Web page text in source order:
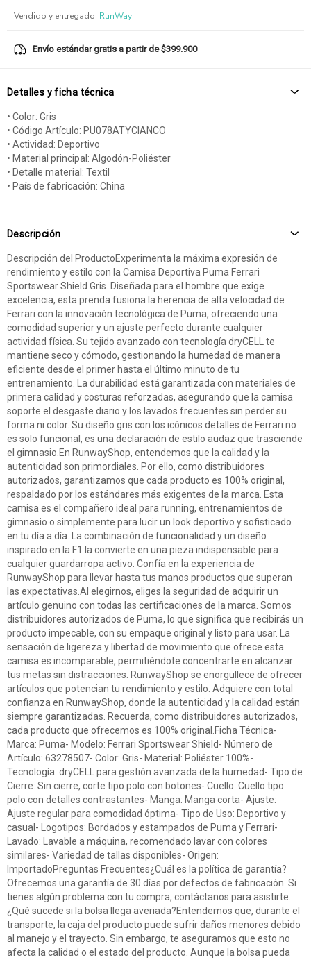
Vendido y entregado: RunWay
Envío estándar gratis a partir de $399.900
Detalles y ficha técnica
• Color: Gris
• Código Artículo: PU078ATYCIANCO
• Actividad: Deportivo
• Material principal: Algodón-Poliéster
• Detalle material: Textil
• País de fabricación: China
Descripción
Descripción del ProductoExperimenta la máxima expresión de
rendimiento y estilo con la Camisa Deportiva Puma Ferrari
Sportswear Shield Gris. Diseñada para el hombre que exige
excelencia, esta prenda fusiona la herencia de alta velocidad de
Ferrari con la innovación tecnológica de Puma, ofreciendo una
comodidad superior y un ajuste perfecto durante cualquier
actividad física. Su tejido avanzado con tecnología dryCELL te
mantiene seco y cómodo, gestionando la humedad de manera
eficiente desde el primer hasta el último minuto de tu
entrenamiento. La durabilidad está garantizada con materiales de
primera calidad y costuras reforzadas, asegurando que la camisa
soporte el desgaste diario y los lavados frecuentes sin perder su
forma ni color. Su diseño gris con los icónicos detalles de Ferrari no
es solo funcional, es una declaración de estilo audaz que trasciende
el gimnasio.En RunwayShop, entendemos que la calidad y la
autenticidad son primordiales. Por ello, como distribuidores
autorizados, garantizamos que cada producto es 100% original,
respaldado por los estándares más exigentes de la marca. Esta
camisa es el compañero ideal para running, entrenamientos de
gimnasio o simplemente para lucir un look deportivo y sofisticado
en tu día a día. La combinación de funcionalidad y un diseño
inspirado en la F1 la convierte en una pieza indispensable para
cualquier guardarropa activo. Confía en la experiencia de
RunwayShop para llevar hasta tus manos productos que superan
las expectativas.Al elegirnos, eliges la seguridad de adquirir un
artículo genuino con todas las certificaciones de la marca. Somos
distribuidores autorizados de Puma, lo que significa que recibirás un
producto impecable, con su empaque original y listo para usar. La
sensación de ligereza y libertad de movimiento que ofrece esta
camisa es incomparable, permitiéndote concentrarte en alcanzar
tus metas sin distracciones. RunwayShop se enorgullece de ofrecer
artículos que potencian tu rendimiento y estilo. Adquiere con total
confianza en RunwayShop, donde la autenticidad y la calidad están
siempre garantizadas. Recuerda, como distribuidores autorizados,
cada producto que ofrecemos es 100% original.Ficha Técnica-
Marca: Puma- Modelo: Ferrari Sportswear Shield- Número de
Artículo: 63278507- Color: Gris- Material: Poliéster 100%-
Tecnología: dryCELL para gestión avanzada de la humedad- Tipo de
Cierre: Sin cierre, corte tipo polo con botones- Cuello: Cuello tipo
polo con detalles contrastantes- Manga: Manga corta- Ajuste:
Ajuste regular para comodidad óptima- Tipo de Uso: Deportivo y
casual- Logotipos: Bordados y estampados de Puma y Ferrari-
Lavado: Lavable a máquina, recomendado lavar con colores
similares- Variedad de tallas disponibles- Origen:
ImportadoPreguntas Frecuentes¿Cuál es la política de garantía?
Ofrecemos una garantía de 30 días por defectos de fabricación. Si
tienes algún problema con tu compra, contáctanos para asistirte.
¿Qué sucede si la bolsa llega averiada?Entendemos que, durante el
transporte, la caja del producto puede sufrir daños menores debido
al manejo y el trayecto. Sin embargo, te aseguramos que esto no
afecta la calidad o el estado del producto. Aunque la bolsa pueda